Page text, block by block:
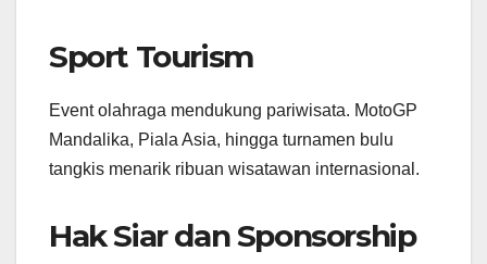
Sport Tourism
Event olahraga mendukung pariwisata. MotoGP
Mandalika, Piala Asia, hingga turnamen bulu
tangkis menarik ribuan wisatawan internasional.
Hak Siar dan Sponsorship